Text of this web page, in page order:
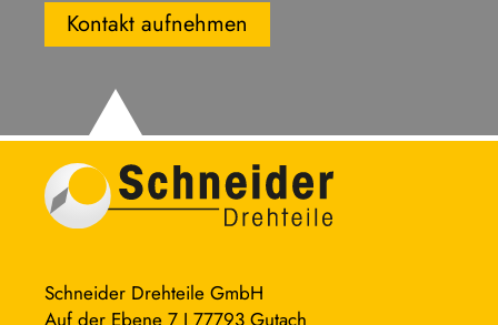
Kontakt aufnehmen
Schneider Drehteile GmbH
Auf der Ebene 7 I 77793 Gutach